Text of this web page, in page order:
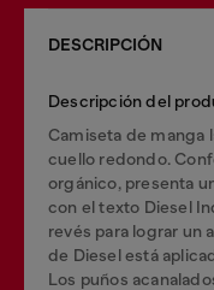
DESCRIPCIÓN
Descripción del
Camiseta de manga
cuello redondo.
orgánico, presenta
con el texto Diesel
revés para lograr un
de Diesel está
Los puños